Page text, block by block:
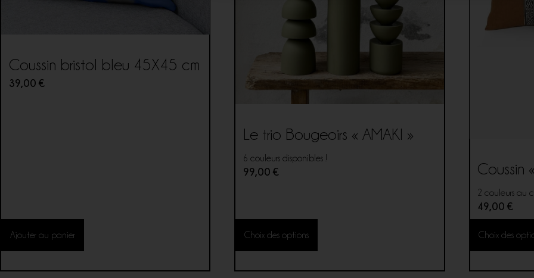
Coussin bristol bleu 45X45 cm
39,00 €
Ajouter au panier
Le trio Bougeoirs « AMAKI »
6 couleurs disponibles !
99,00€
Choix des options
Coussin
2 couleurs au
49,00€
Choix des